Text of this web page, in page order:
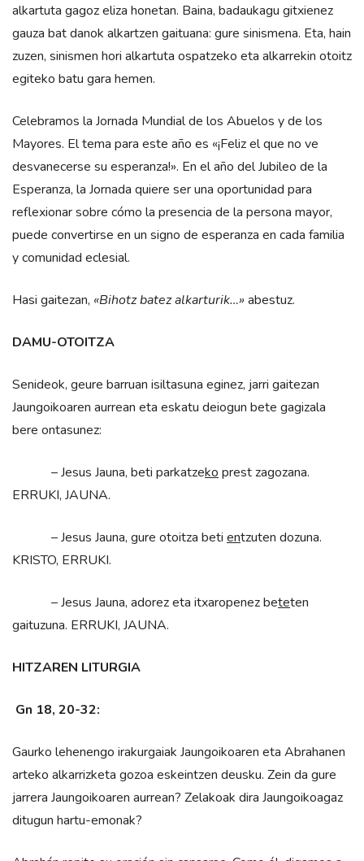
alkartuta gagoz eliza honetan. Baina, badaukagu gitxienez
gauza bat danok alkartzen gaituana: gure sinismena. Eta, hain
zuzen, sinismen hori alkartuta ospatzeko eta alkarrekin otoitz
egiteko batu gara hemen.
Celebramos la Jornada Mundial de los Abuelos y de los
Mayores. El tema para este año es «¡Feliz el que no ve
desvanecerse su esperanza!». En el año del Jubileo de la
Esperanza, la Jornada quiere ser una oportunidad para
reflexionar sobre cómo la presencia de la persona mayor,
puede convertirse en un signo de esperanza en cada familia
y comunidad eclesial.
Hasi gaitezan, «Bihotz batez alkarturik…»abestuz.
DAMU-OTOITZA
Senideok, geure barruan isiltasuna eginez, jarri gaitezan
Jaungoikoaren aurrean eta eskatu deiogun bete gagizala
bere ontasunez:
– Jesus Jauna, beti parkatzeko prest zagozana.
ERRUKI, JAUNA.
– Jesus Jauna, gure otoitza beti entzuten dozuna.
KRISTO, ERRUKI.
– Jesus Jauna, adorez eta itxaropenez beteten
gaituzuna. ERRUKI, JAUNA.
HITZAREN LITURGIA
Gn 18, 20-32:
Gaurko lehenengo irakurgaiak Jaungoikoaren eta Abrahanen
arteko alkarrizketa gozoa eskeintzen deusku. Zein da gure
jarrera Jaungoikoaren aurrean? Zelakoak dira Jaungoikoagaz
ditugun hartu-emonak?